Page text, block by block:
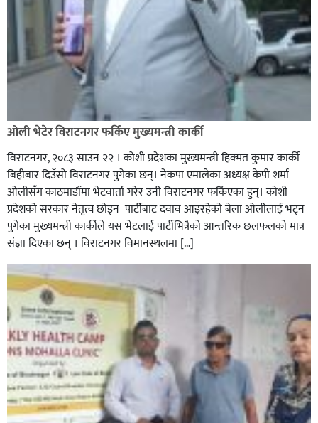
ओली भेटेर विराटनगर फर्किए मुख्यमन्त्री कार्की
विराटनगर, २०८३ साउन २२ । कोशी प्रदेशका मुख्यमन्त्री हिक्मत कुमार कार्की
बिहीबार दिउँसो विराटनगर पुगेका छन्। नेकपा एमालेका अध्यक्ष केपी शर्मा
ओलीसँग काठमाडौंमा भेटवार्ता गरेर उनी विराटनगर फर्किएका हुन्। काेशी
प्रदेशकाे सरकार नेतृत्व छाेड्न पार्टीबाट दवाव आइरहेकाे बेला ओलीलाई भट्न
पुगेका मुख्यमन्त्री कार्कीले यस भेटलाई पार्टीभित्रैको आन्तरिक छलफलकाे मात्र
संज्ञा दिएका छन् । विराटनगर विमानस्थलमा […]